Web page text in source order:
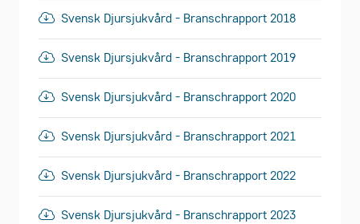
Svensk Djursjukvård - Branschrapport 2018
Svensk Djursjukvård - Branschrapport 2019
Svensk Djursjukvård - Branschrapport 2020
Svensk Djursjukvård - Branschrapport 2021
Svensk Djursjukvård - Branschrapport 2022
Svensk Djursjukvård - Branschrapport 2023